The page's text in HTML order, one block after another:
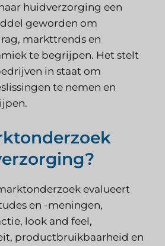
huidverzorging een
geworden om
markttrends en
te begrijpen. Het stelt
in staat om
te nemen en
evalueert
en -meningen,
look and feel,
productbruikbaarheid en